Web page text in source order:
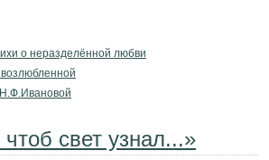
о неразделённой любви
свет узнал...»